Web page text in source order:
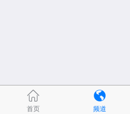
首页 频道